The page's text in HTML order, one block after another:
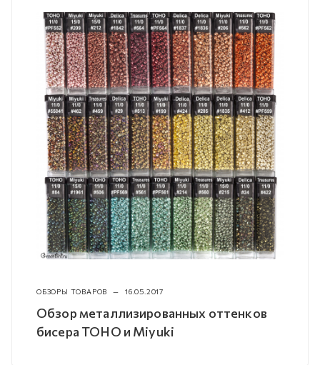
ОБЗОРЫ ТОВАРОВ — 16.05.2017
Обзор металлизированных оттенков
бисера TOHO и Miyuki